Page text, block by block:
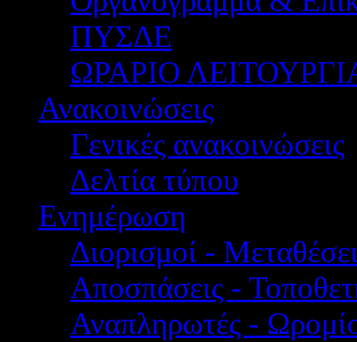
ΠΥΣΔΕ
ΩΡΑΡΙΟ
Ανακοινώσεις
Γενικές ανακοινώσεις
Δελτία τύπου
Ενημέρωση
Διορισμοί -
Αποσπάσεις -
Αναπληρωτές -